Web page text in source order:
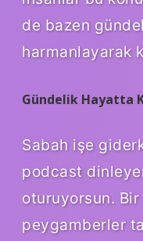
de bazen
harmanlayarak
Gündelik Hayatta
Sabah işe
podcast
oturuyorsun.
peygamberler